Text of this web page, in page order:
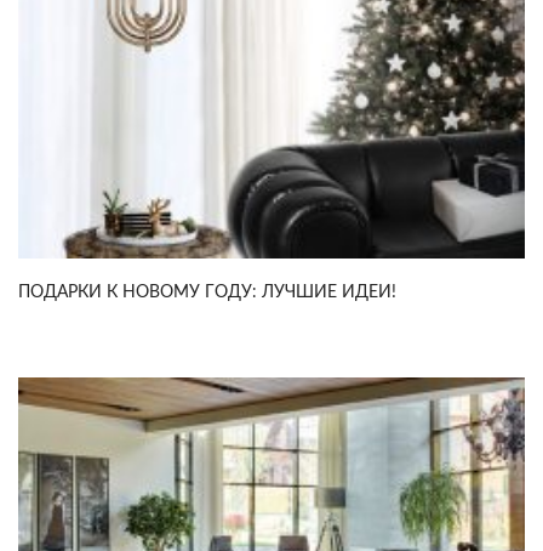
ПОДАРКИ К НОВОМУ ГОДУ: ЛУЧШИЕ ИДЕИ!